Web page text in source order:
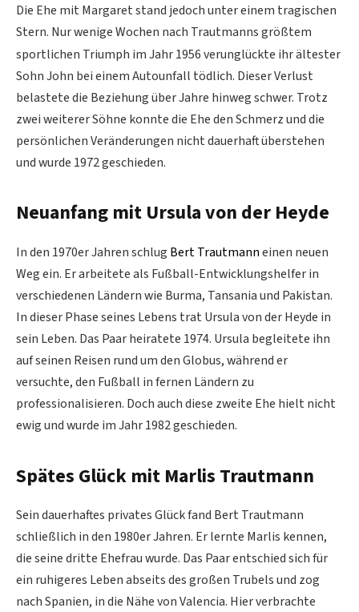
Die Ehe mit Margaret stand jedoch unter einem tragischen
Stern. Nur wenige Wochen nach Trautmanns größtem
sportlichen Triumph im Jahr 1956 verunglückte ihr ältester
Sohn John bei einem Autounfall tödlich. Dieser Verlust
belastete die Beziehung über Jahre hinweg schwer. Trotz
zwei weiterer Söhne konnte die Ehe den Schmerz und die
persönlichen Veränderungen nicht dauerhaft überstehen
und wurde 1972 geschieden.
Neuanfang mit Ursula von der Heyde
In den 1970er Jahren schlug Bert Trautmanneinen neuen
Weg ein. Er arbeitete als Fußball-Entwicklungshelfer in
verschiedenen Ländern wie Burma, Tansania und Pakistan.
In dieser Phase seines Lebens trat Ursula von der Heyde in
sein Leben. Das Paar heiratete 1974. Ursula begleitete ihn
auf seinen Reisen rund um den Globus, während er
versuchte, den Fußball in fernen Ländern zu
professionalisieren. Doch auch diese zweite Ehe hielt nicht
ewig und wurde im Jahr 1982 geschieden.
Spätes Glück mit Marlis Trautmann
Sein dauerhaftes privates Glück fand Bert Trautmann
schließlich in den 1980er Jahren. Er lernte Marlis kennen,
die seine dritte Ehefrau wurde. Das Paar entschied sich für
ein ruhigeres Leben abseits des großen Trubels und zog
nach Spanien, in die Nähe von Valencia. Hier verbrachte